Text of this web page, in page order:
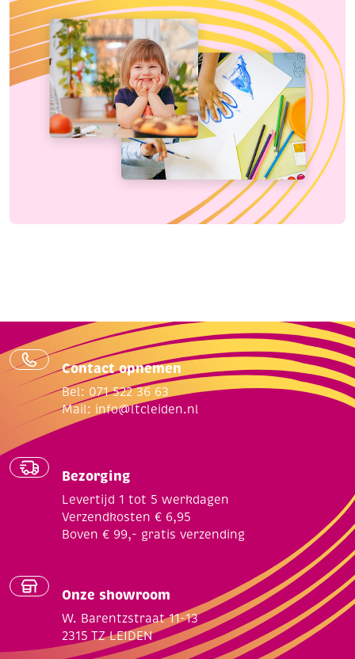
Contact opnemen
Bel: 071 522 36 63
Mail: info@ltcleiden.nl
Bezorging
Levertijd 1 tot 5 werkdagen
Verzendkosten € 6,95
Boven € 99,- gratis verzending
Onze showroom
W. Barentzstraat 11-13
2315 TZ LEIDEN